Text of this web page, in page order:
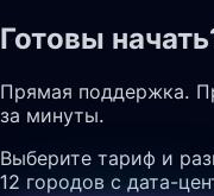
Готовы
Прямая поддержка.
за минуты.
Выберите тариф и
12 городов с дата-